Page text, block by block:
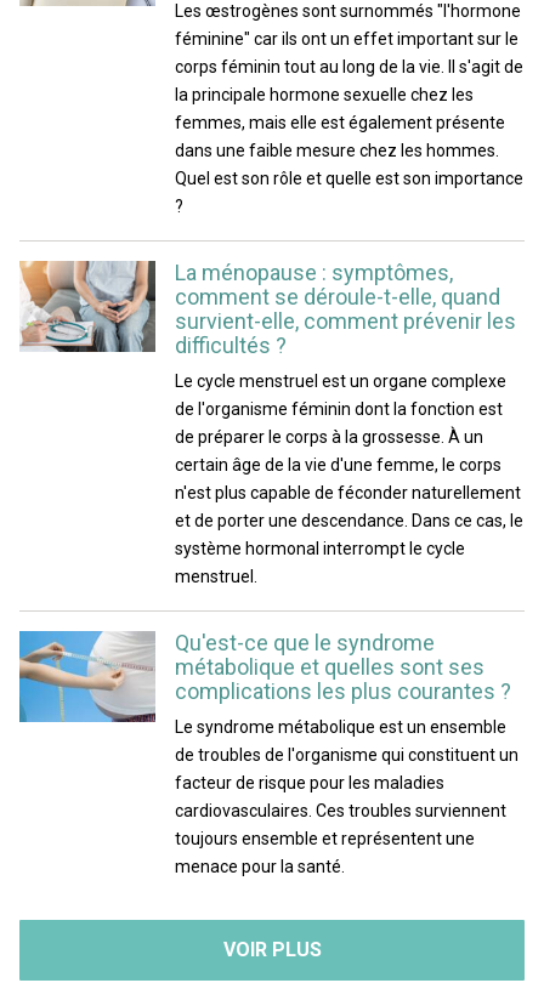
Les œstrogènes sont surnommés "l'hormone
féminine" car ils ont un effet important sur le
corps féminin tout au long de la vie. Il s'agit de
la principale hormone sexuelle chez les
femmes, mais elle est également présente
dans une faible mesure chez les hommes.
Quel est son rôle et quelle est son importance
?
La ménopause : symptômes,
comment se déroule-t-elle, quand
survient-elle, comment prévenir les
difficultés ?
Le cycle menstruel est un organe complexe
de l'organisme féminin dont la fonction est
de préparer le corps à la grossesse. À un
certain âge de la vie d'une femme, le corps
n'est plus capable de féconder naturellement
et de porter une descendance. Dans ce cas, le
système hormonal interrompt le cycle
menstruel.
Qu'est-ce que le syndrome
métabolique et quelles sont ses
complications les plus courantes ?
Le syndrome métabolique est un ensemble
de troubles de l'organisme qui constituent un
facteur de risque pour les maladies
cardiovasculaires. Ces troubles surviennent
toujours ensemble et représentent une
menace pour la santé.
VOIR PLUS